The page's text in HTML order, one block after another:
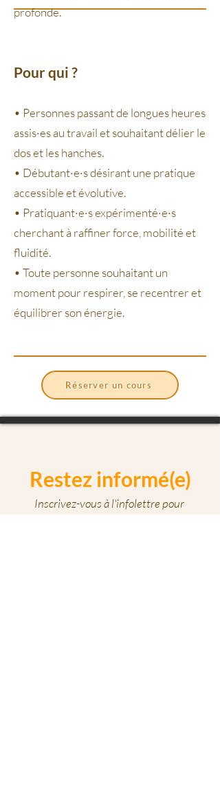
profonde.
Pour qui ?
• Personnes passant de longues heures
assis·es au travail et souhaitant délier le
dos et les hanches.
• Débutant·e·s désirant une pratique
accessible et évolutive.
• Pratiquant·e·s expérimenté·e·s
cherchant à raffiner force, mobilité et
fluidité.
• Toute personne souhaitant un
moment pour respirer, se recentrer et
équilibrer son énergie.
Réserver un cours
Restez informé(e)
Inscrivez-vous à l'infolettre pour